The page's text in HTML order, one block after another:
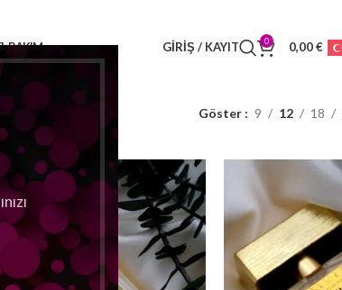
BAKIM GIRIŞ / KAYIT 0 0,00€
Göster 9 12 18